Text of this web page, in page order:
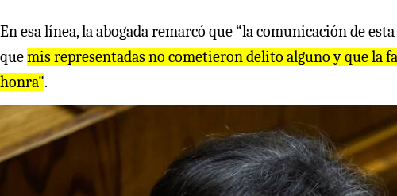
En esa línea, la abogada remarcó que “la comunicación de
quemis representadas no cometieron delito alguno y que la
honra".